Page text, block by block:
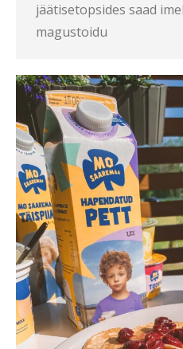
jäätisetopsides saad
magustoidu